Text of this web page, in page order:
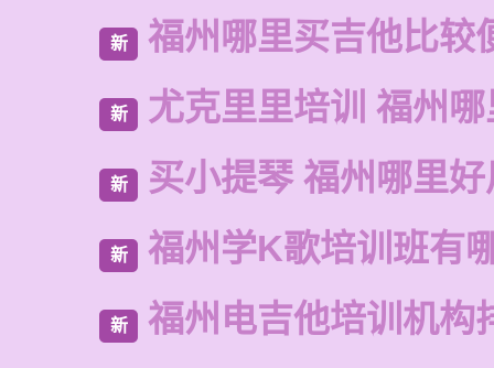
新 福州哪里买吉他比较
新 尤克里里培训 福州
新 买小提琴 福州哪里
新 福州学K歌培训班有
新 福州电吉他培训机构